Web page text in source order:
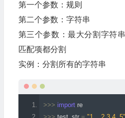
第一个参数：规则
第二个参数：字符串
第三个参数：最大分割字符
匹配项都分割
实例：分割所有的字符串
>>> import re